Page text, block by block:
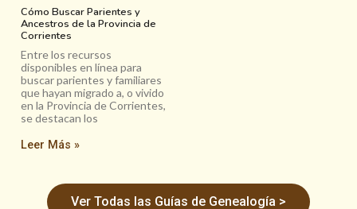
Cómo Buscar Parientes y
Ancestros de la Provincia de
Corrientes
Entre los recursos
disponibles en línea para
buscar parientes y familiares
que hayan migrado a, o vivido
en la Provincia de Corrientes,
se destacan los
Leer Más »
Ver Todas las Guías de Genealogía >